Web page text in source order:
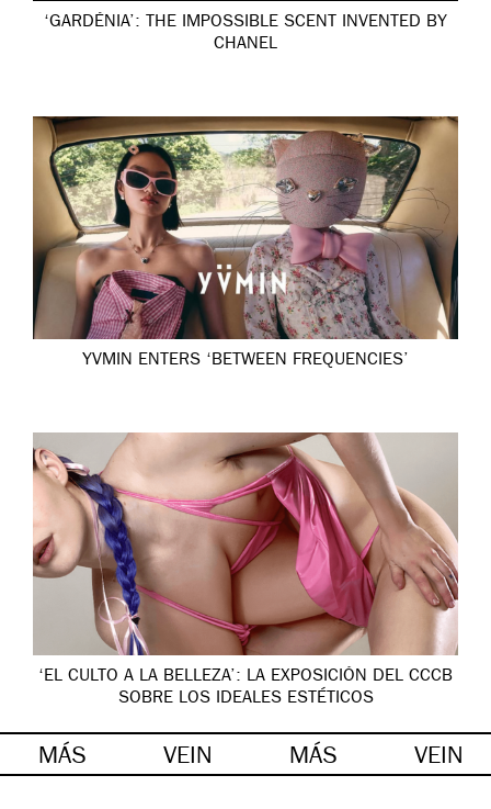
‘GARDÉNIA’: THE IMPOSSIBLE SCENT INVENTED BY
CHANEL
YVMIN ENTERS ‘BETWEEN FREQUENCIES’
‘EL CULTO A LA BELLEZA’: LA EXPOSICIÓN DEL CCCB
SOBRE LOS IDEALES ESTÉTICOS
MÁS VEIN MÁS VEIN